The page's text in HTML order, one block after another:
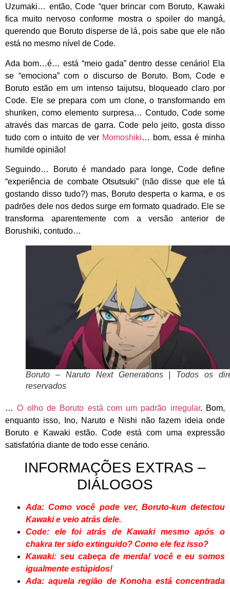
Uzumaki… então, Code “quer brincar com Boruto, Kawaki
fica muito nervoso conforme mostra o spoiler do mangá,
querendo que Boruto disperse de lá, pois sabe que ele não
está no mesmo nível de Code.
Ada bom…é… está “meio gada” dentro desse cenário! Ela
se “emociona” com o discurso de Boruto. Bom, Code e
Boruto estão em um intenso taijutsu, bloqueado claro por
Code. Ele se prepara com um clone, o transformando em
shuriken, como elemento surpresa… Contudo, Code some
através das marcas de garra. Code pelo jeito, gosta disso
tudo com o intuito de ver Momoshiki… bom, essa é minha
humilde opinião!
Seguindo… Boruto é mandado para longe, Code define
“experiência de combate Otsutsuki” (não disse que ele tá
gostando disso tudo?) mas, Boruto desperta o karma, e os
padrões dele nos dedos surge em formato quadrado. Ele se
transforma aparentemente com a versão anterior de
Borushiki, contudo…
Boruto – Naruto Next Generations | Todos os
reservados
…O olho de Boruto está com um padrão irregular. Bom,
enquanto isso, Ino, Naruto e Nishi não fazem ideia onde
Boruto e Kawaki estão. Code está com uma expressão
satisfatória diante de todo esse cenário.
INFORMAÇÕES EXTRAS –
DIÁLOGOS
Ada: Como você pode ver, Boruto-kun detectou
Kawaki e veio atrás dele.
Code: ele foi atrás de Kawaki mesmo após o
chakra ter sido extinguido? Como ele fez isso?
Kawaki: seu cabeça de merda! você e eu somos
igualmente estúpidos!
Ada: aquela região de Konoha está concentrada